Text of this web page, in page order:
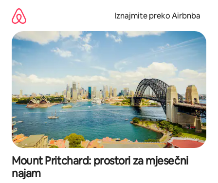
sadržaj
Iznajmite preko Airbnba
Mount Pritchard: prostori za mjesečni
najam